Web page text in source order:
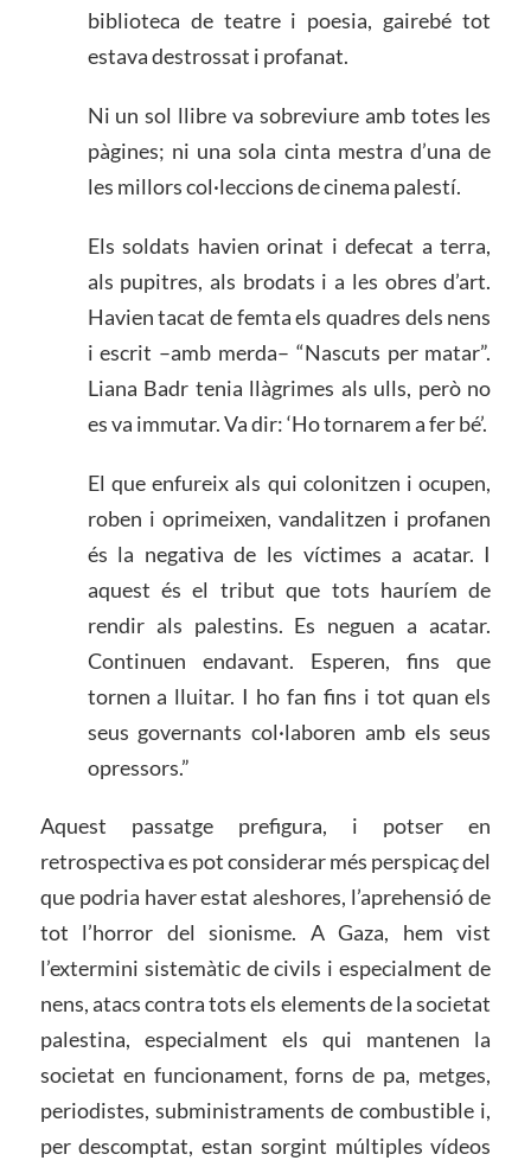
biblioteca de teatre i poesia, gairebé tot
estava destrossat i profanat.
Ni un sol llibre va sobreviure amb totes les
pàgines; ni una sola cinta mestra d’una de
les millors col·leccions de cinema palestí.
Els soldats havien orinat i defecat a terra,
als pupitres, als brodats i a les obres d’art.
Havien tacat de femta els quadres dels nens
i escrit –amb merda– “Nascuts per matar”.
Liana Badr tenia llàgrimes als ulls, però no
es va immutar. Va dir: ‘Ho tornarem a fer bé’.
El que enfureix als qui colonitzen i ocupen,
roben i oprimeixen, vandalitzen i profanen
és la negativa de les víctimes a acatar. I
aquest és el tribut que tots hauríem de
rendir als palestins. Es neguen a acatar.
Continuen endavant. Esperen, fins que
tornen a lluitar. I ho fan fins i tot quan els
seus governants col·laboren amb els seus
opressors.”
Aquest passatge prefigura, i potser en
retrospectiva es pot considerar més perspicaç del
que podria haver estat aleshores, l’aprehensió de
tot l’horror del sionisme. A Gaza, hem vist
l’extermini sistemàtic de civils i especialment de
nens, atacs contra tots els elements de la societat
palestina, especialment els qui mantenen la
societat en funcionament, forns de pa, metges,
periodistes, subministraments de combustible i,
per descomptat, estan sorgint múltiples vídeos